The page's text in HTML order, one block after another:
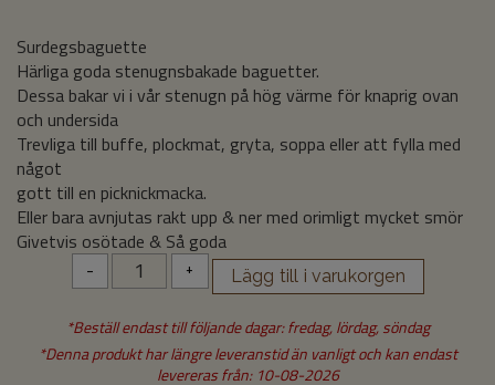
Surdegsbaguette
Härliga goda stenugnsbakade baguetter.
Dessa bakar vi i vår stenugn på hög värme för knaprig ovan
och undersida
Trevliga till buffe, plockmat, gryta, soppa eller att fylla med
något
gott till en picknickmacka.
Eller bara avnjutas rakt upp & ner med orimligt mycket smör
Givetvis osötade & Så goda
- +
*Beställ endast till följande dagar: fredag, lördag, söndag
*Denna produkt har längre leveranstid än vanligt och kan endast
levereras från: 10-08-2026